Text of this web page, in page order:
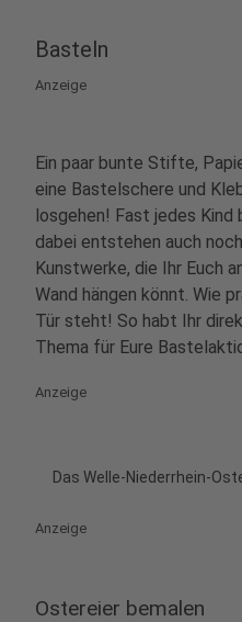
Basteln
Anzeige
Ein paar bunte Stifte,
eine Bastelschere und
losgehen! Fast jedes
dabei entstehen auch
Kunstwerke, die Ihr Euch
Wand hängen könnt. Wie
Tür steht! So habt Ihr
Thema für Eure
Anzeige
Das Welle-Niederrhein-
Anzeige
Ostereier bemalen